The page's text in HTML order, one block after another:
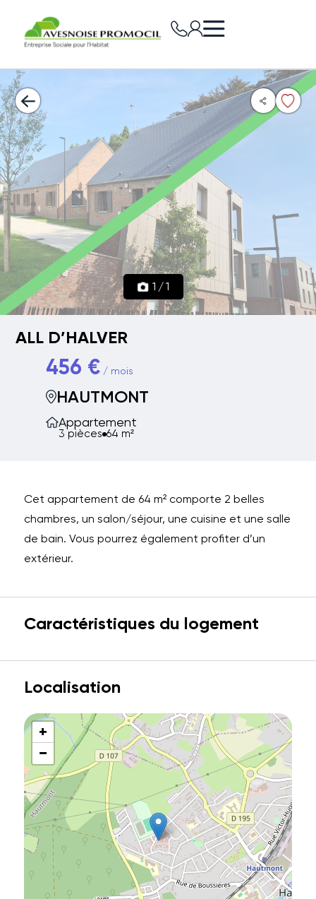
1 /1
ALL D’HALVER
456 €/ mois
HAUTMONT
Appartement
3 pièces 64 m²
Cet appartement de 64 m² comporte 2 belles
chambres, un salon/séjour, une cuisine et une salle
de bain. Vous pourrez également profiter d’un
extérieur.
Caractéristiques du logement
Localisation
+
−